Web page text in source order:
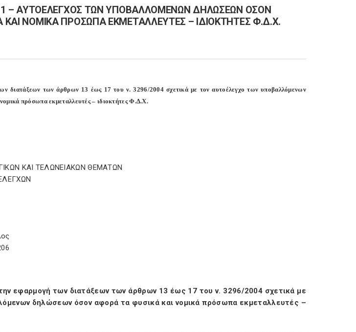
– ΑΥΤΟΕΛΕΓΧΟΣ ΤΩΝ ΥΠΟΒΑΛΛΟΜΕΝΩΝ ΔΗΛΩΣΕΩΝ ΟΣΟΝ
ΝΟΜΙΚΑ ΠΡΟΣΩΠΑ ΕΚΜΕΤΑΛΛΕΥΤΕΣ – ΙΔΙΟΚΤΗΤΕΣ Φ.Δ.Χ.
διατάξεων των άρθρων 13 έως 17 του ν. 3296/2004 σχετικά με τον αυτοέλεγχο των υποβαλλόμενων
πρόσωπα εκμεταλλευτές – ιδιοκτήτες Φ.Δ.Χ.
ΚΑΙ ΤΕΛΩΝΕΙΑΚΩΝ ΘΕΜΑΤΩΝ
εφαρμογή των διατάξεων των άρθρων 13 έως 17 του ν. 3296/2004 σχετικά με
δηλώσεων όσον αφορά τα φυσικά και νομικά πρόσωπα εκμεταλλευτές –